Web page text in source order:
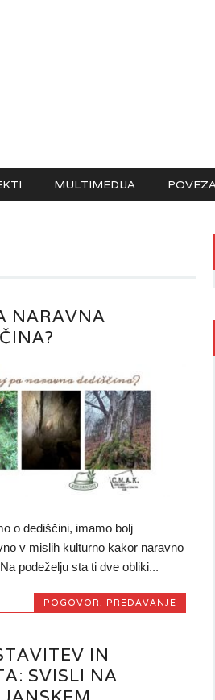
MULTIMEDIJA
NARAVNA
o dediščini, imamo bolj
v mislih kulturno kakor naravno
podeželju sta ti dve obliki...
POGOVOR, PREDAVANJE
IN
SVISLI NA